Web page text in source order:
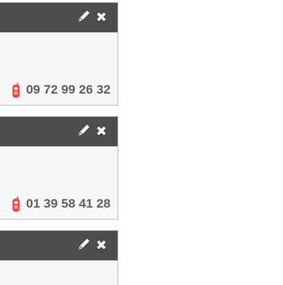
09 72 99 26 32
01 39 58 41 28